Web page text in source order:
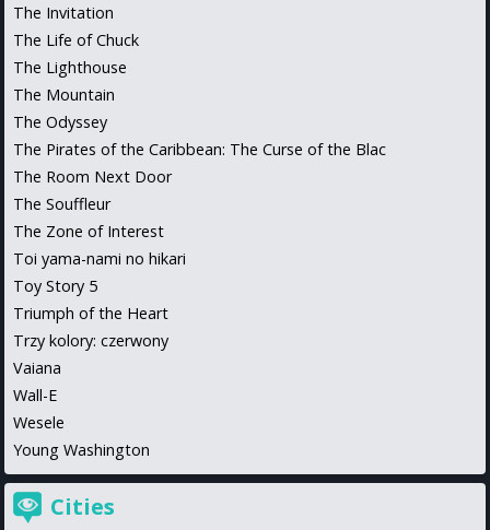
The Invitation
The Life of Chuck
The Lighthouse
The Mountain
The Odyssey
The Pirates of the Caribbean: The Curse of the Blac
The Room Next Door
The Souffleur
The Zone of Interest
Toi yama-nami no hikari
Toy Story 5
Triumph of the Heart
Trzy kolory: czerwony
Vaiana
Wall-E
Wesele
Young Washington
Cities